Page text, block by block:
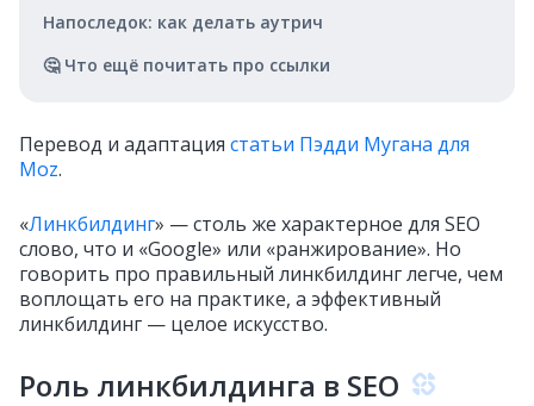
Напоследок: как делать аутрич
🤔 Что ещё почитать про ссылки
Перевод и адаптация статьи Пэдди Мугана для
Moz.
«Линкбилдинг» — столь же характерное для SEO
слово, что и «Google» или «ранжирование». Но
говорить про правильный линкбилдинг легче, чем
воплощать его на практике, а эффективный
линкбилдинг — целое искусство.
Роль линкбилдинга в SEO